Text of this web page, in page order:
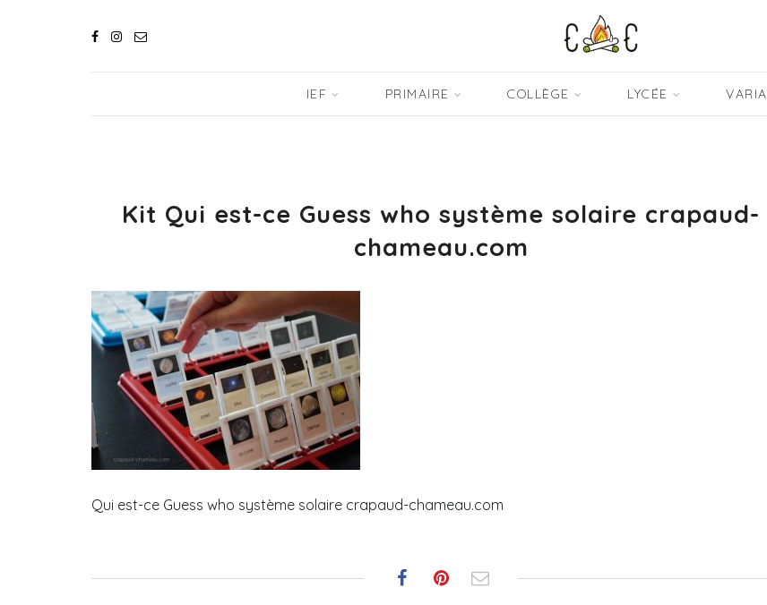
IEF PRIMAIRE COLLÈGE LYCÉE VARIA
Kit Qui est-ce Guess who système solaire crapaud-
chameau.com
Qui est-ce Guess who système solaire crapaud-chameau.com